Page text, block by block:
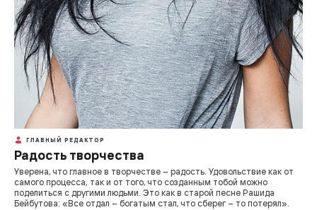
ГЛАВНЫЙ РЕДАКТОР
Радость творчества
Уверена, что главное в творчестве – радость. Удовольствие как от
самого процесса, так и от того, что созданным тобой можно
поделиться c другими людьми. Это как в старой песне Рашида
Бейбутова: «Все отдал – богатым стал, что сберег – то потерял».